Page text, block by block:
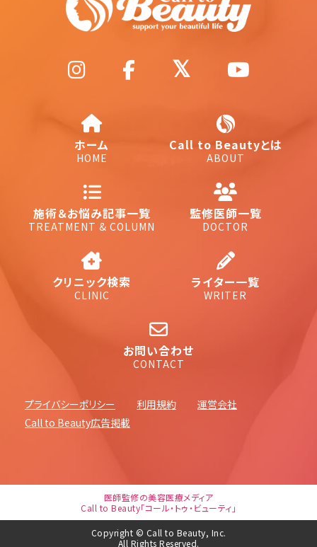
ホーム
HOME
Call to Beautyとは
ABOUT
施術＆お悩み記事一覧
TREATMENT & COLUMN
監修医師一覧
DOCTOR
クリニック検索
CLINIC
ライター一覧
WRITER
お問い合わせ
CONTACT
プライバシーポリシー 利用規約
運営会社
Call to Beauty広告掲載
医師監修の美容医療メディア
Call to Beauty「コール・トゥ・ビューティ」
Copyright © Call to Beauty, Inc.
All Rights Reserved.